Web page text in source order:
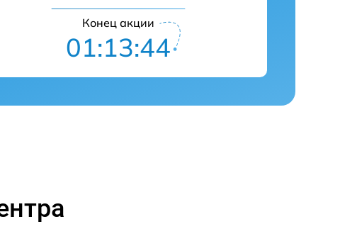
Конец акции
01:13:43